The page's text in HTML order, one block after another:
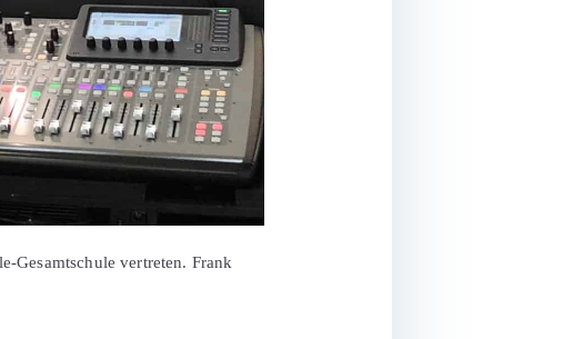
Gesamtschule vertreten. Frank